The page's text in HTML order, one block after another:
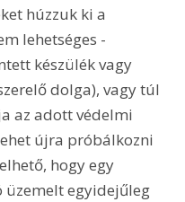
húzzuk ki a
lehetséges -
készülék vagy
dolga), vagy túl
az adott védelmi
újra próbálkozni
hogy egy
egyidejűleg